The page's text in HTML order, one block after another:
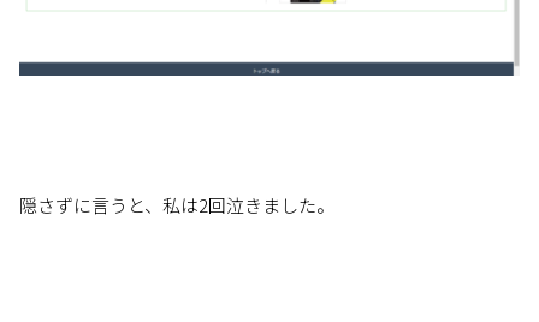
隠さずに言うと、私は2回泣きました。